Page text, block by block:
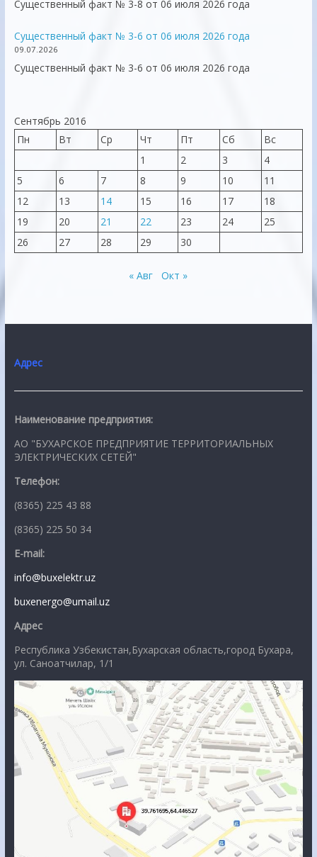
Существенный факт № 3-8 от 06 июля 2026 года
Существенный факт № 3-6 от 06 июля 2026 года
09.07.2026
Существенный факт № 3-6 от 06 июля 2026 года
Сентябрь 2016
Пн
Вт Ср Чт Пт Сб
Вс
1
2 3
4
5
6 7 8 9 10
11
12
13 14 15 16 17
18
19
20 21 22 23 24
25
26
27 28 29 30
« Авг Окт »
Адрес
Наименование предприятия:
АО "БУХАРСКОЕ ПРЕДПРИЯТИЕ ТЕРРИТОРИАЛЬНЫХ
ЭЛЕКТРИЧЕСКИХ СЕТЕЙ"
Телефон:
(8365) 225 43 88
(8365) 225 50 34
E-mail:
info@buxelektr.uz
buxenergo@umail.uz
Адрес
Республика Узбекистан,Бухарская область,город Бухара,
ул. Саноатчилар, 1/1